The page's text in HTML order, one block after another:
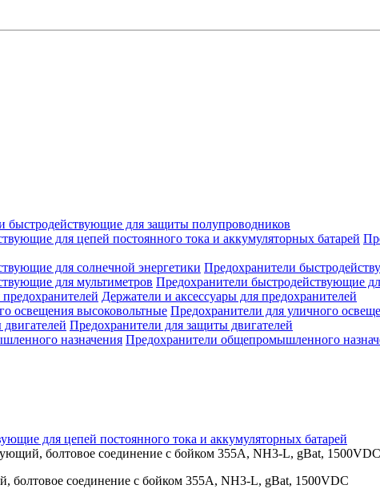
быстродействующие для защиты полупроводников
Предохранители
Предохранители быстродействующие
Держатели и аксессуары для предохранителей
Предохранители для уличного
Предохранители для защиты двигателей
Предохранители общепромышленного
для цепей постоянного тока и аккумуляторных батарей
болтовое соединение с бойком 355A, NH3-L, gBat, 1500VDC
болтовое соединение с бойком 355A, NH3-L, gBat, 1500VDC